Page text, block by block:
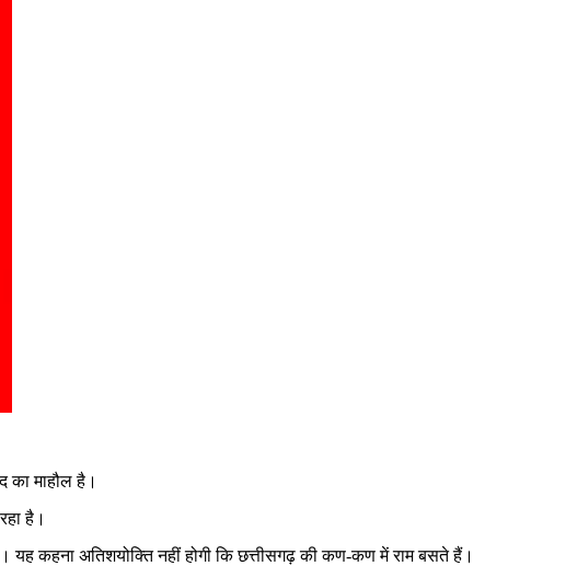
का माहौल है।
है।
यह कहना अतिशयोक्ति नहीं होगी कि छत्तीसगढ़ की कण-कण में राम बसते हैं।